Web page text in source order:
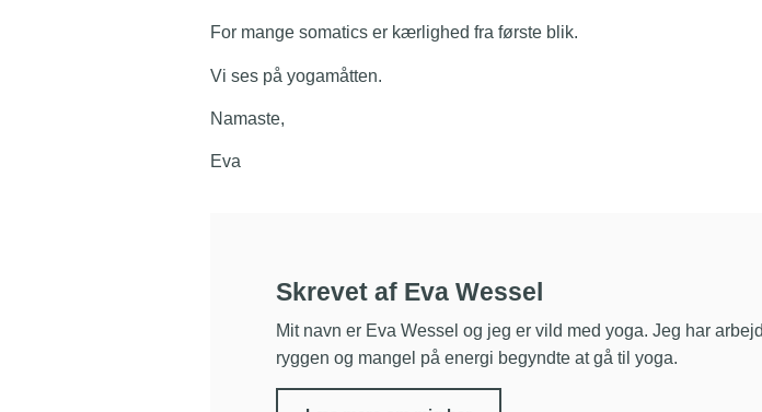
For mange somatics er kærlighed fra første blik.
Vi ses på yogamåtten.
Namaste,
Eva
Skrevet af Eva Wessel
Mit navn er Eva Wessel og jeg er vild med yoga. Jeg har
ryggen og mangel på energi begyndte at gå til yoga.